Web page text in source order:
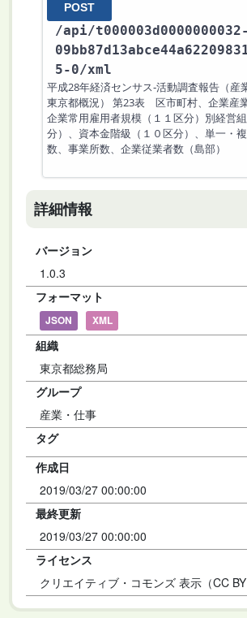
POST
/api/t000003d0000000032-
5-0/xml
平成28年経済センサス‐活動調査報告（
東京都概況） 第23表 区市町村、企業産業
企業常用雇用者規模（１１区分）別経営
分）、資本金階級（１０区分）、単一・
数、事業所数、企業従業者数（島部）
詳細情報
バージョン
1.0.3
フォーマット
JSON XML
組織
東京都総務局
グループ
産業・仕事
タグ
作成日
2019/03/27 00:00:00
最終更新
2019/03/27 00:00:00
ライセンス
クリエイティブ・コモンズ 表示（CC BY